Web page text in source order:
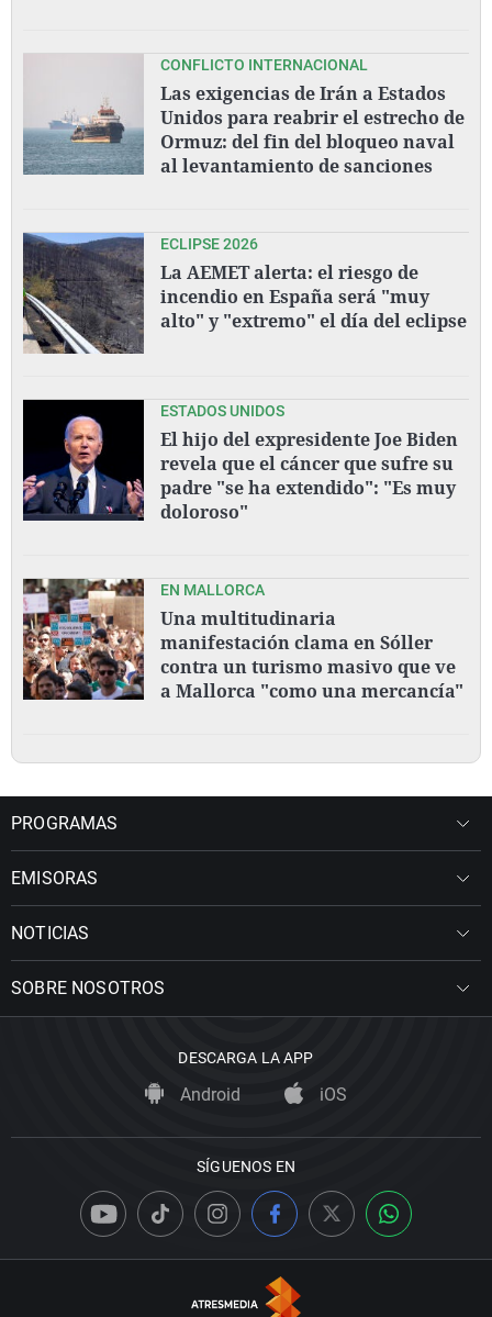
CONFLICTO INTERNACIONAL
Las exigencias de Irán a Estados
Unidos para reabrir el estrecho de
Ormuz: del fin del bloqueo naval
al levantamiento de sanciones
ECLIPSE 2026
La AEMET alerta: el riesgo de
incendio en España será "muy
alto" y "extremo" el día del eclipse
ESTADOS UNIDOS
El hijo del expresidente Joe Biden
revela que el cáncer que sufre su
padre "se ha extendido": "Es muy
doloroso"
EN MALLORCA
Una multitudinaria
manifestación clama en Sóller
contra un turismo masivo que ve
a Mallorca "como una mercancía"
PROGRAMAS
EMISORAS
NOTICIAS
SOBRE NOSOTROS
DESCARGA LA APP
Android iOS
SÍGUENOS EN